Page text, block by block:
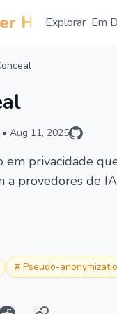
HubExplorar Em
• Aug 11, 2025
em privacidade
a provedores de
# Pseudo-